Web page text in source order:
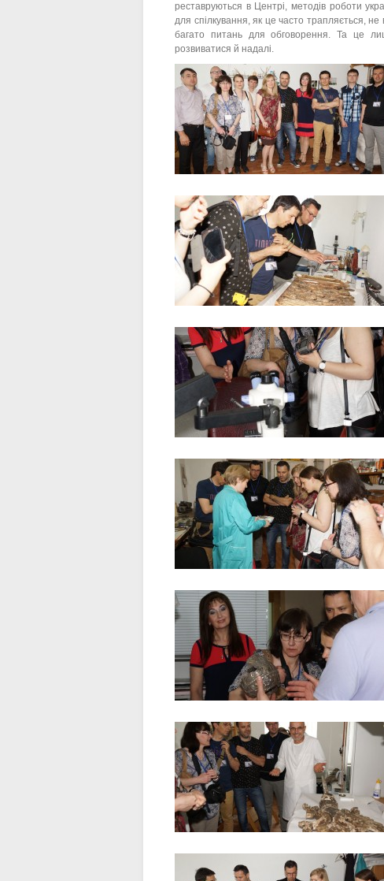
реставруються в Центрі, методів роботи
для спілкування, як це часто трапляється,
багато питань для обговорення. Та це
розвиватися й надалі.